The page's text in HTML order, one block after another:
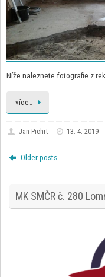
Níže naleznete fotografie z
více…
Jan Pichrt 13. 4. 2019
Older posts
MK SMČR č. 280